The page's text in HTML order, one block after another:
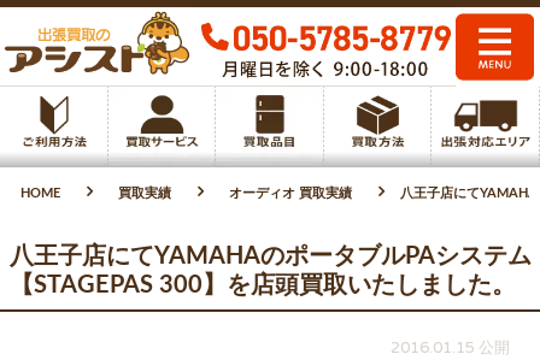
HOME 買取実績 オーディオ 買取実績 八王子店にて
八王子店にてYAMAHAのポータブルPAシステム
【STAGEPAS 300】を店頭買取いたしました。
2016.01.15 公開